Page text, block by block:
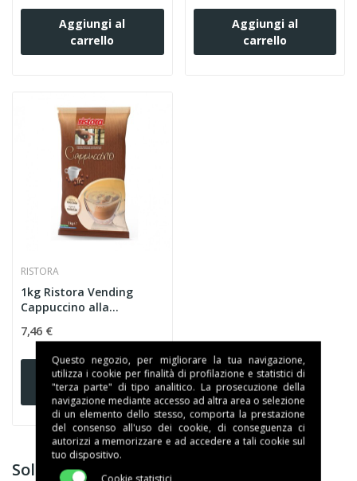
Solubili Per Distributori Ristora
Aggiungi al
carrello
Aggiungi al
carrello
RISTORA
1kg Ristora Vending
Cappuccino alla
7,46 €
Aggiungi al
carrello
Questo negozio, per migliorare la tua navigazione,
utilizza i cookie per finalità di profilazione e statistici di
"terza parte" di tipo analitico. La prosecuzione della
navigazione mediante accesso ad altra area o selezione
di un elemento dello stesso, comporta la prestazione
del consenso all'uso dei cookie, di conseguenza ci
autorizzi a memorizzare e ad accedere a tali cookie sul
tuo dispositivo.